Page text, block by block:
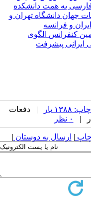
به همت دانشکده
جهان دانشگاه تهران و
و فرانسه
کنفرانس الگوی
ایرانی پیشرفت
بار
| دفعات
| ارسال به دوستان|